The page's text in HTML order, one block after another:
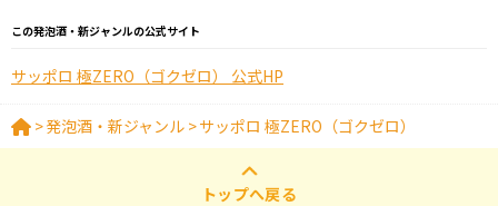
この発泡酒・新ジャンルの公式サイト
サッポロ 極ZERO（ゴクゼロ） 公式HP
>発泡酒・新ジャンル >サッポロ 極ZERO（ゴクゼロ）
トップへ戻る